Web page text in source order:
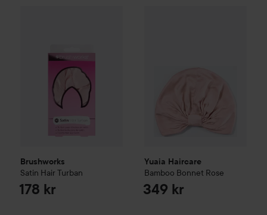
Brushworks
Satin Hair Turban
178 kr
Yuaia Haircare
Bamboo Bonnet Rose
349 kr